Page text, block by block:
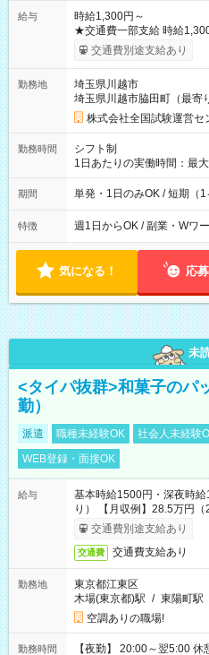
給与
時給1,300円～
★交通費一部支給 時給1,300円～ ※試験・役割により手当あり
※勤務回数により昇給あり
り！】 希望される場合、
例】 ・河合塾模擬試験
×8時間＝日収10,400円＋
円の場合あり ・国家試験
円（役割手当＋100円）×6時間
間】試用期間なし
交通費別途支給あり
勤務地
埼玉県川越市
埼玉県川越市脇田町（最寄
株式会社全国試験運営セ
勤務時間
シフト制
1日あたりの実働時間：最
間は 試験により異なりま
期間 単発・1日のみOK / 短期（1
特徴 週1日からOK / 副業・Wワ
気になる！ 応
未
<タイパ抜群>和菓子のパ
勤）
派遣 職種未経験OK 社会人未経験
WEB登録・面接OK
給与
基本時給1500円・深夜時
り） 【月収例】28.5万円
合）交通費別途支給あり
交通費 交通費支給あり
勤務地
東京都江東区
木場(東京都)駅 / 東陽町駅
空調ありの職場!
勤務時間 【夜勤】 20:00～翌5:00